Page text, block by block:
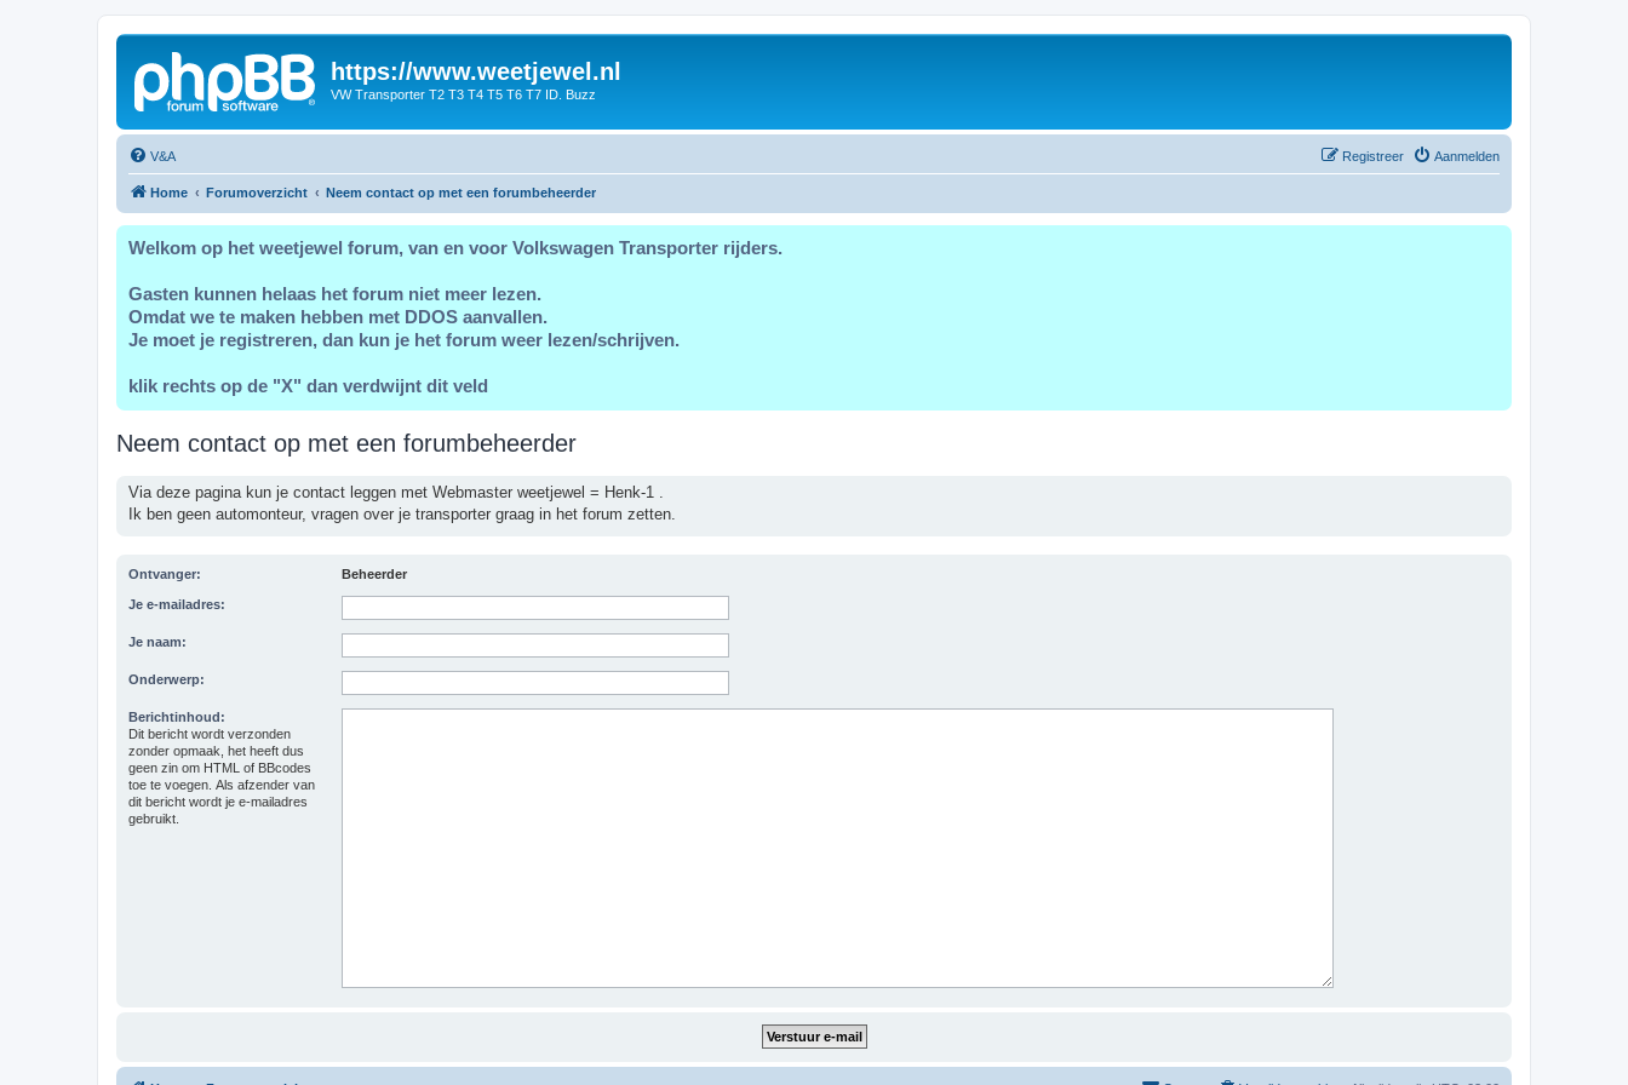
https://www.weetjewel.nl
VW Transporter T2 T3 T4 T5 T6 T7 ID. Buzz
V&A Aanmelden
Registreer
Home Forumoverzicht Neem contact op met een forumbeheerder
Welkom op het weetjewel forum, van en voor Volkswagen Transporter rijders.
Gasten kunnen helaas het forum niet meer lezen.
Omdat we te maken hebben met DDOS aanvallen.
Je moet je registreren, dan kun je het forum weer lezen/schrijven.
klik rechts op de "X" dan verdwijnt dit veld
Neem contact op met een forumbeheerder
Via deze pagina kun je contact leggen met Webmaster weetjewel = Henk-1 .
Ik ben geen automonteur, vragen over je transporter graag in het forum zetten.
Ontvanger: Beheerder
Je e-mailadres:
Je naam:
Onderwerp:
Berichtinhoud:
Dit bericht wordt verzonden
zonder opmaak, het heeft dus
geen zin om HTML of BBcodes
toe te voegen. Als afzender van
dit bericht wordt je e-mailadres
gebruikt.